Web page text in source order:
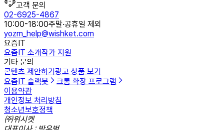
고객 문의
02-6925-4867
10:00-18:00주말·공휴일 제외
yozm_help@wishket.com
요즘IT
요즘IT 소개작가 지원
기타 문의
콘텐츠 제안하기 광고 상품 보기
요즘IT 슬랙봇
크롬 확장 프로그램
이용약관
개인정보 처리방침
청소년보호정책
㈜위시켓